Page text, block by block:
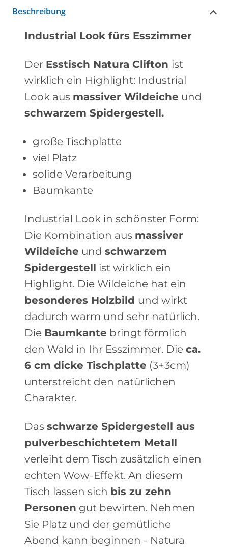
Beschreibung
Industrial Look fürs Esszimmer
Der Esstisch Natura Clifton ist
wirklich ein Highlight: Industrial
Look aus massiver Wildeiche und
schwarzem Spidergestell.
große Tischplatte
viel Platz
solide Verarbeitung
Baumkante
Industrial Look in schönster Form:
Die Kombination aus massiver
Wildeiche und schwarzem
Spidergestell ist wirklich ein
Highlight. Die Wildeiche hat ein
besonderes Holzbild und wirkt
dadurch warm und sehr natürlich.
Die Baumkante bringt förmlich
den Wald in Ihr Esszimmer. Die ca.
6 cm dicke Tischplatte (3+3cm)
unterstreicht den natürlichen
Charakter.
Das schwarze Spidergestell aus
pulverbeschichtetem Metall
verleiht dem Tisch zusätzlich einen
echten Wow-Effekt. An diesem
Tisch lassen sich bis zu zehn
Personen gut bewirten. Nehmen
Sie Platz und der gemütliche
Abend kann beginnen - Natura